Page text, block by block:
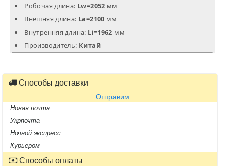
Робочая длина: Lw=2052 мм
Внешняя длина: La=2100 мм
Внутренняя длина: Li=1962 мм
Производитель: Китай
Способы доставки
Отправим:
Новая почта
Укрпочта
Ночной экспресс
Курьером
Способы оплаты